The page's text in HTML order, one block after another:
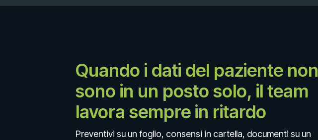
Quando i dati del paziente non
sono in un posto solo, il team
lavora sempre in ritardo
Preventivi su un foglio, consensi in cartella, documenti su un